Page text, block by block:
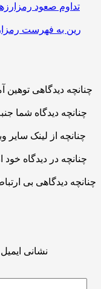
تداوم صعود
رین به فهرست
چنانچه دیدگاهی بی
نشانی